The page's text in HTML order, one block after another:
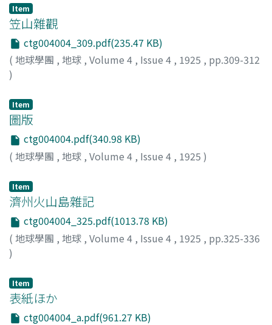
Item
笠山雜觀
ctg004004_309.pdf(235.47 KB)
( 地球學團 , 地球 , Volume 4 , Issue 4 , 1925 , pp.309-312
)
Item
圖版
ctg004004.pdf(340.98 KB)
( 地球學團 , 地球 , Volume 4 , Issue 4 , 1925 )
Item
濟州火山島雜記
ctg004004_325.pdf(1013.78 KB)
( 地球學團 , 地球 , Volume 4 , Issue 4 , 1925 , pp.325-336
)
Item
表紙ほか
ctg004004_a.pdf(961.27 KB)